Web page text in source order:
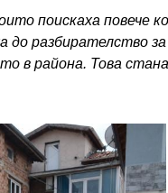
поискаха повече
разбирателство
в района. Това стана